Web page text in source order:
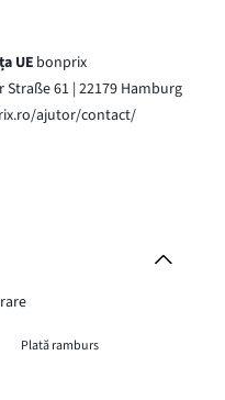
UE bonprix
61 | 22179 Hamburg
ajutor/contact/
Plată ramburs